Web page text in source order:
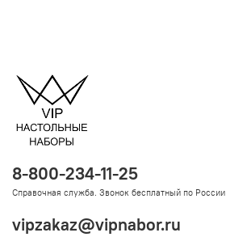
8-800-234-11-25
Справочная служба. Звонок бесплатный по России
vipzakaz@vipnabor.ru